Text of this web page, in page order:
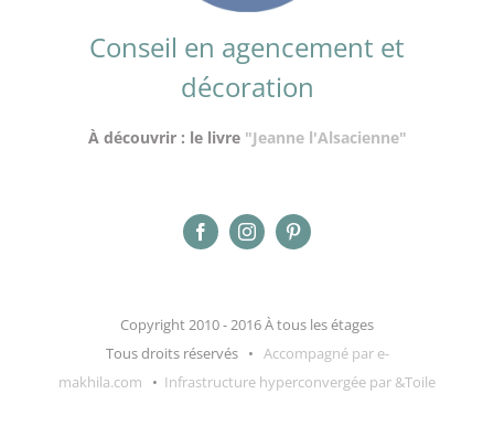
Conseil en agencement et
décoration
À découvrir : le livre "Jeanne l'Alsacienne"
Copyright 2010 - 2016 À tous les étages
Tous droits réservés • Accompagné par e-
makhila.com • Infrastructure hyperconvergée par &Toile